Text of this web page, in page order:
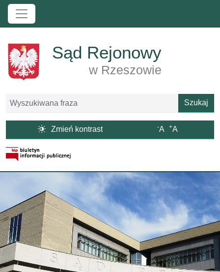
Przejdź do treści
Sąd Rejonowy
w Rzeszowie
Szukaj Szukaj
 Zmień kontrast -A +A
Strona BIP otwiera się w nowym oknie